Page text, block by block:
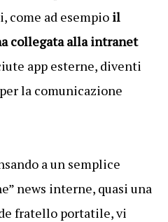
come ad esempio il
collegata alla intranet
app esterne, diventi
la comunicazione
a un semplice
news interne, quasi una
fratello portatile, vi